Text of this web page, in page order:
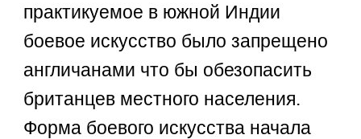
практикуемое в южной Индии
боевое искусство было запрещено
англичанами что бы обезопасить
британцев местного населения.
Форма боевого искусства начала